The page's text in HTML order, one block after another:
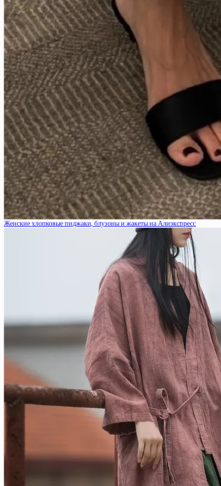
Женские хлопковые пиджаки, блузоны и жакеты на Алиэкспресс